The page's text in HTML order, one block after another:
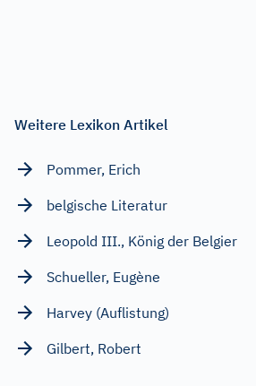
Weitere Lexikon Artikel
Pommer, Erich
belgische Literatur
Leopold III., König der Belgier
Schueller, Eugène
Harvey (Auflistung)
Gilbert, Robert